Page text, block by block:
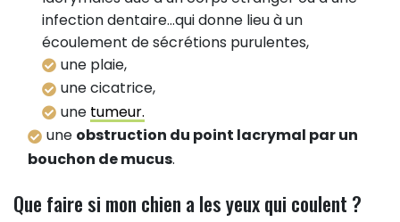
infection dentaire…qui donne lieu à un
écoulement de sécrétions purulentes,
une plaie,
une cicatrice,
une tumeur.
une obstruction du point lacrymal par un
bouchon de mucus.
Que faire si mon chien a les yeux qui coulent ?